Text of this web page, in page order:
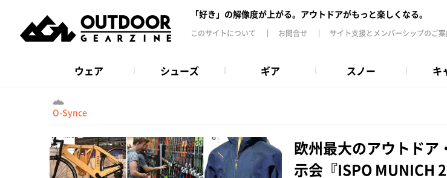
「好き」の解像度が上がる。アウトドアがもっと楽しくなる。
このサイトについて お問合せ サイト支援とメンバーシップのご
ウェア シューズ ギア スノー キ
O-Synce
欧州最大のアウトドア
示会『ISPO MUNICH